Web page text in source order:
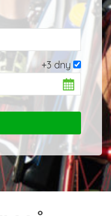
+3 dny